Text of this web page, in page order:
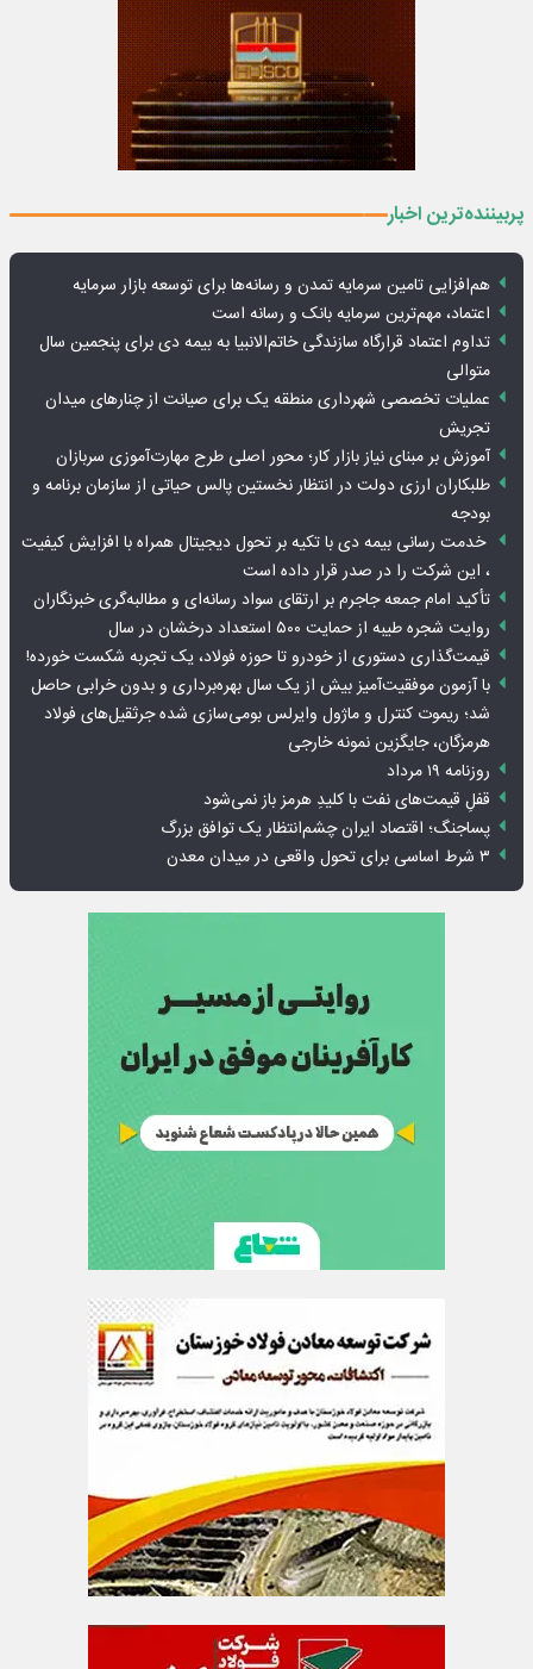
پربیننده‌ترین اخبار
هم‌افزایی تامین سرمایه تمدن و رسانه‌ها برای توسعه بازار سرمایه
اعتماد، مهم‌ترین سرمایه بانک و رسانه است
تداوم اعتماد قرارگاه سازندگی خاتم‌الانبیا به بیمه دی برای پنجمین سال
متوالی
عملیات تخصصی شهرداری منطقه یک برای صیانت از چنارهای میدان
تجریش
آموزش بر مبنای نیاز بازار کار؛ محور اصلی طرح مهارت‌آموزی سربازان
طلبکاران ارزی دولت در انتظار نخستین پالس حیاتی از سازمان برنامه و
بودجه
خدمت رسانی بیمه دی با تکیه بر تحول دیجیتال همراه با افزایش کیفیت
، این شرکت را در صدر قرار داده است
تأکید امام جمعه جاجرم بر ارتقای سواد رسانه‌ای و مطالبه‌گری خبرنگاران
روایت شجره طیبه از حمایت ۵۰۰ استعداد درخشان در سال
قیمت‌گذاری دستوری از خودرو تا حوزه فولاد، یک تجربه شکست خورده!
با آزمون موفقیت‌آمیز بیش از یک سال بهره‌برداری و بدون خرابی حاصل
شد؛ ریموت کنترل و ماژول وایرلس بومی‌سازی شده جرثقیل‌های فولاد
هرمزگان، جایگزین نمونه خارجی
روزنامه ۱۹ مرداد
قفلِ قیمت‌های نفت با کلیدِ هرمز باز نمی‌شود
پساجنگ؛ اقتصاد ایران چشم‌انتظار یک توافق بزرگ
۳ شرط اساسی برای تحول واقعی در میدان معدن